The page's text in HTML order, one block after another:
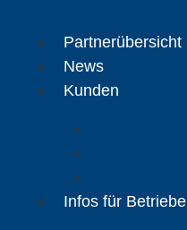
springen
Partnerübersicht
News
Kunden
Infos für Betriebe